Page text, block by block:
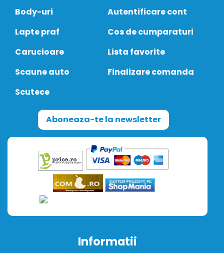
Body-uri
Lapte praf
Carucioare
Scaune auto
Scutece
Autentificare cont
Cos de cumparaturi
Lista favorite
Finalizare comanda
Aboneaza-te la newsletter
Informatii